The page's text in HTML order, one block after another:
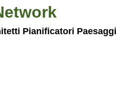
Pianificatori